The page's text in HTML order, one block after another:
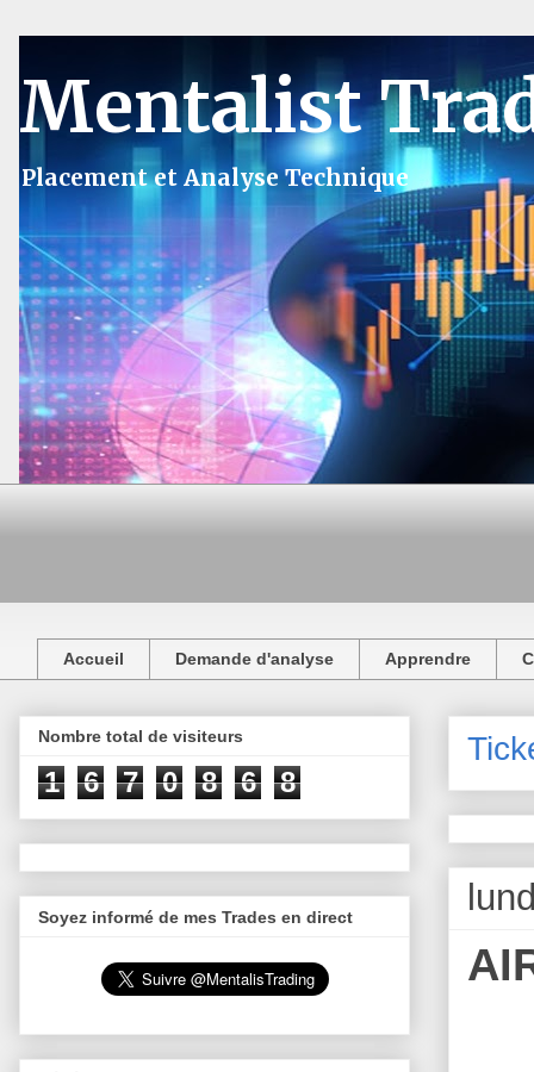
Mentalist
Placement et Analyse Technique
Accueil Demande d'analyse Apprendre
Nombre total de visiteurs
1 6 7 0 8 6 8
Soyez informé de mes Trades en direct